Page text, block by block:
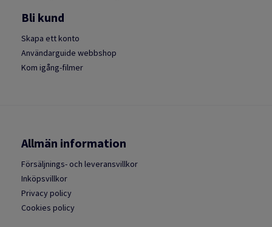
Bli kund
Skapa ett konto
Användarguide webbshop
Kom igång-filmer
Allmän information
Försäljnings- och leveransvillkor
Inköpsvillkor
Privacy policy
Cookies policy